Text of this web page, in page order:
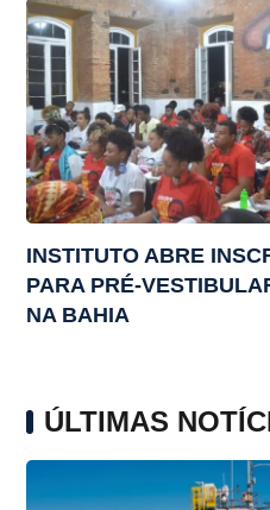
INSTITUTO ABRE
PARA PRÉ-
NA BAHIA
ÚLTIMAS